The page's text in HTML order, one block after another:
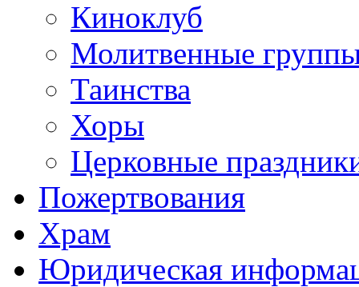
Киноклуб
Молитвенные
Таинства
Хоры
Церковные
Пожертвования
Храм
Юридическая